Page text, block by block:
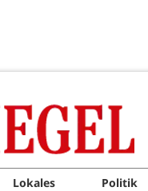
Lokales Politik